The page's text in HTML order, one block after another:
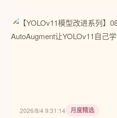
2026/8/4 9:31:14 月度精选